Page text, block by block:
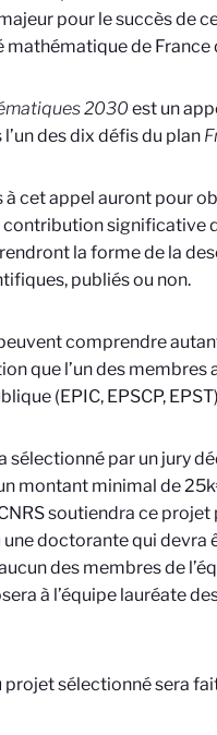
pour le succès de
de
2030est un
des dix défis du plan
à cet appel auront pour
significative
la forme de la
publiés ou non.
comprendre
que l’un des
(EPIC, EPSCP,
sélectionné par un jury
montant minimal de
soutiendra ce projet
doctorante qui devra
des membres de
à l’équipe lauréate
projet sélectionné sera